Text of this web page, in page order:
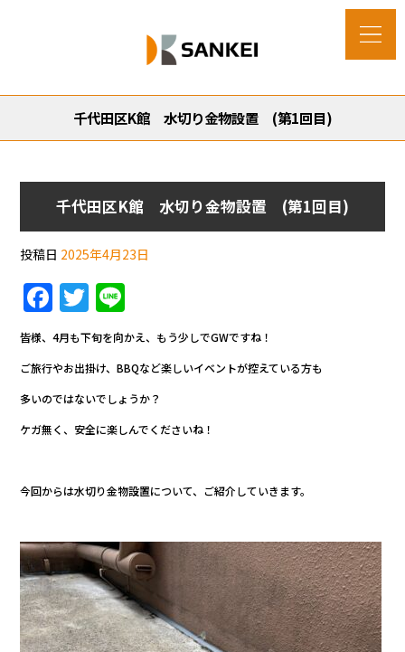
千代田区K館 水切り金物設置 (第1回目)
千代田区K館 水切り金物設置 (第1回目)
投稿日 2025年4月23日
F
a
c
e
b
o
k
T
w
itt
er
n
e
皆様、4月も下旬を向かえ、もう少しでGWですね！
ご旅行やお出掛け、BBQなど楽しいイベントが控えている方も
多いのではないでしょうか？
ケガ無く、安全に楽しんでくださいね！
今回からは水切り金物設置について、ご紹介していきます。